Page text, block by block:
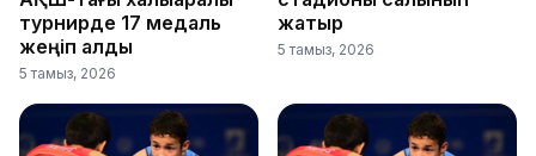
турнирде 17 медаль
жеңіп алды
5 тамыз, 2026
жатыр
5 тамыз, 2026